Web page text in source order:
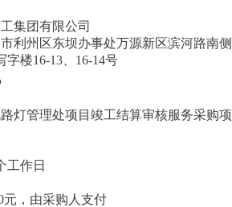
集团有限公司
市利州区东坝办事处万源新区滨河路南侧
字楼16-13、16-14号
灯管理处项目竣工结算审核服务采购项
工作日
元，由采购人支付